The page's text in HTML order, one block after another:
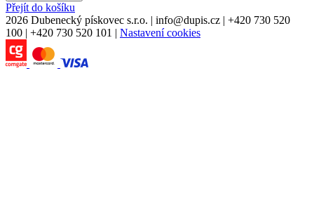
Přejít do košíku
2026 Dubenecký pískovec s.r.o. | info@dupis.cz | +420 730 520
100 | +420 730 520 101 | Nastavení cookies